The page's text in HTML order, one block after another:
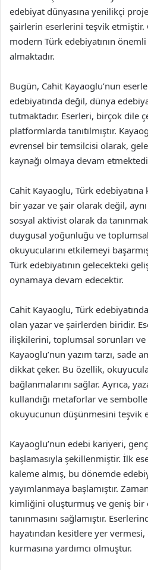
edebiyat dünyasına yenilikçi
şairlerin eserlerini teşvik
modern Türk edebiyatının
almaktadır.
Bugün, Cahit Kayaoglu’nun
edebiyatında değil, dünya
tutmaktadır. Eserleri, birçok dile
platformlarda tanıtılmıştır.
evrensel bir temsilcisi olarak,
kaynağı olmaya devam
Cahit Kayaoglu, Türk edebiyatına
bir yazar ve şair olarak değil,
sosyal aktivist olarak da
duygusal yoğunluğu ve toplumsal
okuyucularını etkilemeyi
Türk edebiyatının gelecekteki
oynamaya devam edecektir.
Cahit Kayaoglu, Türk
olan yazar ve şairlerden biridir.
ilişkilerini, toplumsal sorunları ve
Kayaoglu’nun yazım tarzı, sade
dikkat çeker. Bu özellik,
bağlanmalarını sağlar. Ayrıca,
kullandığı metaforlar ve
okuyucunun düşünmesini teşvik
Kayaoglu’nun edebi kariyeri,
başlamasıyla şekillenmiştir. İlk
kaleme almış, bu dönemde
yayımlanmaya başlamıştır.
kimliğini oluşturmuş ve geniş bir
tanınmasını sağlamıştır.
hayatından kesitlere yer
kurmasına yardımcı olmuştur.